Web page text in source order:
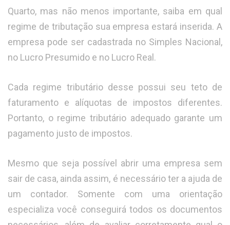
Quarto, mas não menos importante, saiba em qual
regime de tributação sua empresa estará inserida. A
empresa pode ser cadastrada no Simples Nacional,
no Lucro Presumido e no Lucro Real.
Cada regime tributário desse possui seu teto de
faturamento e alíquotas de impostos diferentes.
Portanto, o regime tributário adequado garante um
pagamento justo de impostos.
Mesmo que seja possível abrir uma empresa sem
sair de casa, ainda assim, é necessário ter a ajuda de
um contador. Somente com uma orientação
especializa você conseguirá todos os documentos